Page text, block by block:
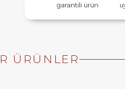
garantili ürün
ÜRÜNLER